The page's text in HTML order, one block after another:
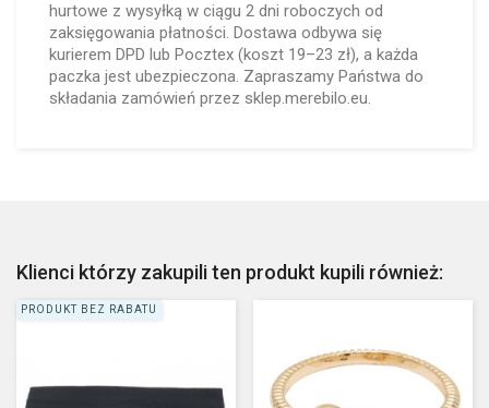
hurtowe z wysyłką w ciągu 2 dni roboczych od
zaksięgowania płatności. Dostawa odbywa się
kurierem DPD lub Pocztex (koszt 19–23 zł), a każda
paczka jest ubezpieczona. Zapraszamy Państwa do
składania zamówień przez sklep.merebilo.eu.
Klienci którzy zakupili ten produkt kupili również:
PRODUKT BEZ RABATU